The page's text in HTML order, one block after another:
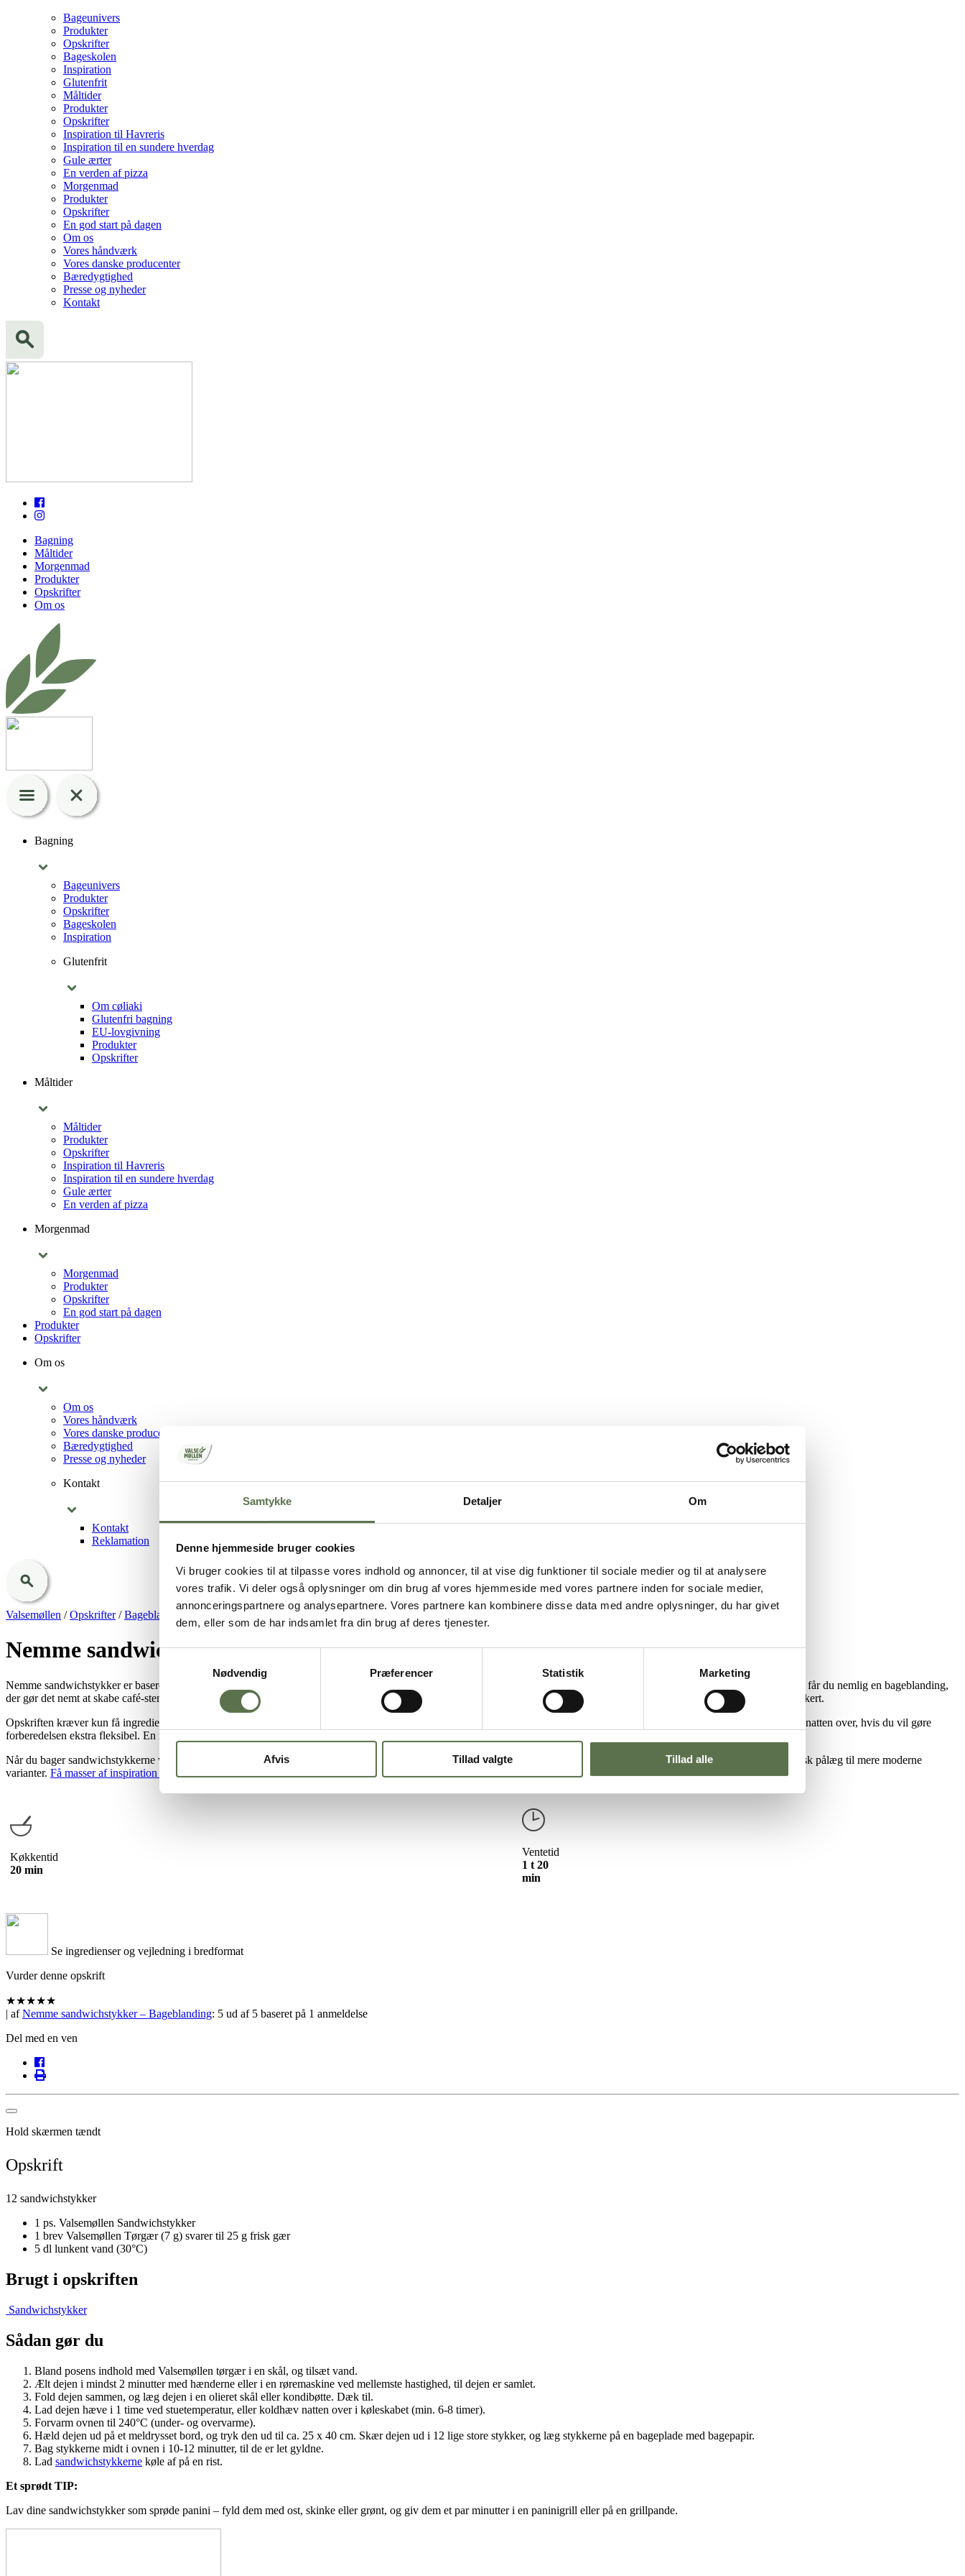
Samtykke Detaljer Om
Denne hjemmeside bruger cookies
Vi bruger cookies til at tilpasse vores indhold og annoncer, til at vise dig funktioner til sociale medier og til at analysere
vores trafik. Vi deler også oplysninger om din brug af vores hjemmeside med vores partnere inden for sociale medier,
annonceringspartnere og analysepartnere. Vores partnere kan kombinere disse data med andre oplysninger, du har givet
dem, eller som de har indsamlet fra din brug af deres tjenester.
Samtykkevalg
Nødvendig
Præferencer Statistik Marketing
Afvis Tillad valgte Tillad alle
Bageunivers
Produkter
Opskrifter
Bageskolen
Inspiration
Glutenfrit
Måltider
Produkter
Opskrifter
Inspiration til Havreris
Inspiration til en sundere hverdag
Gule ærter
En verden af pizza
Morgenmad
Produkter
Opskrifter
En god start på dagen
Om os
Vores håndværk
Vores danske producenter
Bæredygtighed
Presse og nyheder
Kontakt
Bagning
Måltider
Morgenmad
Produkter
Opskrifter
Om os
Bagning
Bageunivers
Produkter
Opskrifter
Bageskolen
Inspiration
Glutenfrit
Om cøliaki
Glutenfri bagning
EU-lovgivning
Produkter
Opskrifter
Måltider
Måltider
Produkter
Opskrifter
Inspiration til Havreris
Inspiration til en sundere hverdag
Gule ærter
En verden af pizza
Morgenmad
Morgenmad
Produkter
Opskrifter
En god start på dagen
Produkter
Opskrifter
Om os
Om os
Vores håndværk
Vores danske producenter
Bæredygtighed
Presse og nyheder
Kontakt
Kontakt
Reklamation
Valsemøllen /Opskrifter/Bageblandinger Bolleblandinger Nemme sandwichstykker – Bageblanding
Nemme sandwichstykker – Bageblanding
Nemme sandwichstykker er baseret på en bageblanding, som gør det nemt at bage luftige sandwichstykker uden at bruge lang tid i køkkenet. Med
får du nemlig en bageblanding,
der gør det nemt at skabe café-stemning derhjemme. Sandwichstykkerne er perfekt til madpakken, frokosten eller en let aftensmad, hvor brødet gerne må være både blødt og lækkert.
Opskriften kræver kun få ingredienser:
og vand. Dejen samles hurtigt på få minutter og kan hæve ved stuetemperatur eller koldhæve natten over, hvis du vil gøre
forberedelsen ekstra fleksibel. En nem opskrift, der passer lige godt til hverdag og til de dage, hvor det gerne må føles lidt mere som hjemmebagt luksus.
Når du bager sandwichstykkerne ved høj varme, får du sandwichstykker med en let gylden overflade og en luftig krumme, som er nemme at skære op og fylde med alt fra klassisk pålæg til mere moderne
varianter. Få masser af inspiration til lækkert sandwichfyld her.
Køkkentid
20 min
Ventetid
1 t 20
min
Se ingredienser og vejledning i bredformat
Vurder denne opskrift
★★★★★
| afNemme sandwichstykker – Bageblanding: 5 ud af 5 baseret på 1 anmeldelse
Del med en ven
Hold skærmen tændt
Opskrift
12 sandwichstykker
1 ps. Valsemøllen Sandwichstykker
1 brev Valsemøllen Tørgær (7 g) svarer til 25 g frisk gær
5 dl lunkent vand (30°C)
Brugt i opskriften
Sandwichstykker
Sådan gør du
Bland posens indhold med Valsemøllen tørgær i en skål, og tilsæt vand.
Ælt dejen i mindst 2 minutter med hænderne eller i en røremaskine ved mellemste hastighed, til dejen er samlet.
Fold dejen sammen, og læg dejen i en olieret skål eller kondibøtte. Dæk til.
Lad dejen hæve i 1 time ved stuetemperatur, eller koldhæv natten over i køleskabet (min. 6-8 timer).
Forvarm ovnen til 240°C (under- og overvarme).
Hæld dejen ud på et meldrysset bord, og tryk den ud til ca. 25 x 40 cm. Skær dejen ud i 12 lige store stykker, og læg stykkerne på en bageplade med bagepapir.
Bag stykkerne midt i ovnen i 10-12 minutter, til de er let gyldne.
Lad sandwichstykkerne køle af på en rist.
Et sprødt TIP:
Lav dine sandwichstykker som sprøde panini – fyld dem med ost, skinke eller grønt, og giv dem et par minutter i en paninigrill eller på en grillpande.